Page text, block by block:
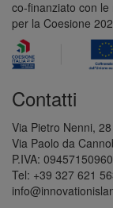
co-finanziato con
per la Coesione
Contatti
Via Pietro Nenni,
Via Paolo da
P.IVA: 09457150960
Tel: +39 327 621